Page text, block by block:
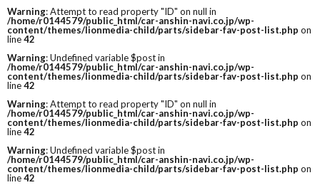
Warning: Attempt to read property "ID" on null in
/home/r0144579/public_html/car-anshin-navi.co.jp/wp-
content/themes/lionmedia-child/parts/sidebar-fav-post-list.php on
line42
Warning: Undefined variable $post in
/home/r0144579/public_html/car-anshin-navi.co.jp/wp-
content/themes/lionmedia-child/parts/sidebar-fav-post-list.php on
line42
Warning: Attempt to read property "ID" on null in
/home/r0144579/public_html/car-anshin-navi.co.jp/wp-
content/themes/lionmedia-child/parts/sidebar-fav-post-list.php on
line42
Warning: Undefined variable $post in
/home/r0144579/public_html/car-anshin-navi.co.jp/wp-
content/themes/lionmedia-child/parts/sidebar-fav-post-list.php on
line42